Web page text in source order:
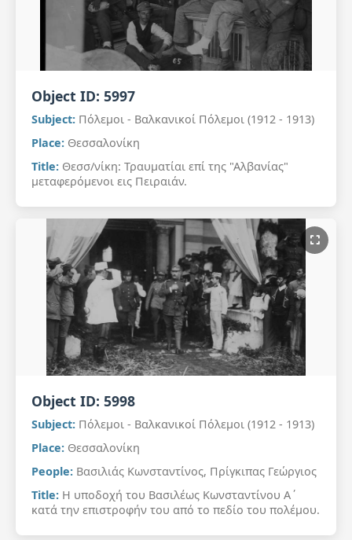
Object ID: 5997
Subject: Πόλεμοι - Βαλκανικοί Πόλεμοι (1912 - 1913)
Place: Θεσσαλονίκη
Title: Θεσσ/νίκη: Τραυματίαι επί της "Αλβανίας"
μεταφερόμενοι εις Πειραιάν.
Object ID: 5998
Subject: Πόλεμοι - Βαλκανικοί Πόλεμοι (1912 - 1913)
Place: Θεσσαλονίκη
People: Βασιλιάς Κωνσταντίνος, Πρίγκιπας Γεώργιος
Title: Η υποδοχή του Βασιλέως Κωνσταντίνου Α΄
κατά την επιστροφήν του από το πεδίο του πολέμου.